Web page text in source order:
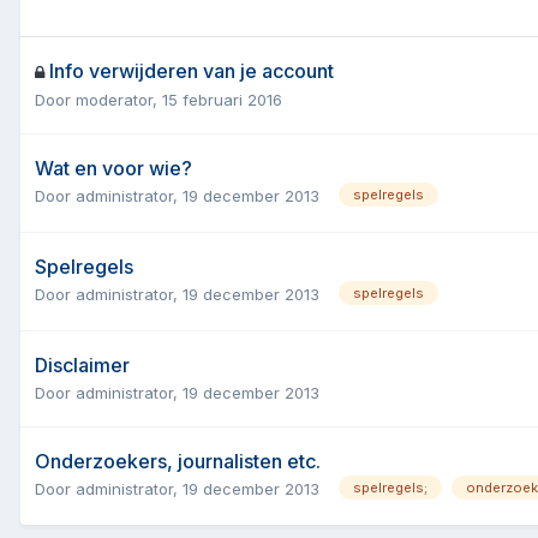
Info verwijderen van je account
Door moderator, 15 februari 2016
Wat en voor wie?
Door administrator, 19 december 2013 spelregels
Spelregels
Door administrator, 19 december 2013 spelregels
Disclaimer
Door administrator, 19 december 2013
Onderzoekers, journalisten etc.
Door administrator, 19 december 2013 spelregels; onderzoek